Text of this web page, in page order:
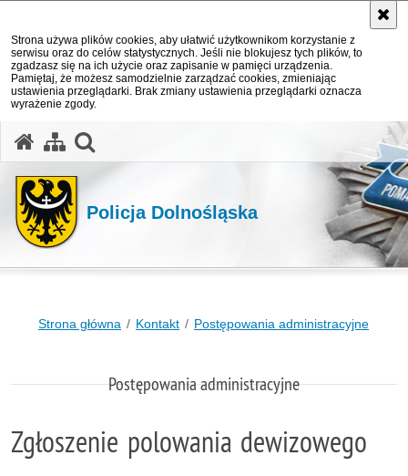
Strona używa plików cookies, aby ułatwić użytkownikom korzystanie z
serwisu oraz do celów statystycznych. Jeśli nie blokujesz tych plików, to
zgadzasz się na ich użycie oraz zapisanie w pamięci urządzenia.
Pamiętaj, że możesz samodzielnie zarządzać cookies, zmieniając
ustawienia przeglądarki. Brak zmiany ustawienia przeglądarki oznacza
wyrażenie zgody.
Policja Dolnośląska
Strona główna Kontakt Postępowania administracyjne
Postępowania administracyjne
Zgłoszenie polowania dewizowego